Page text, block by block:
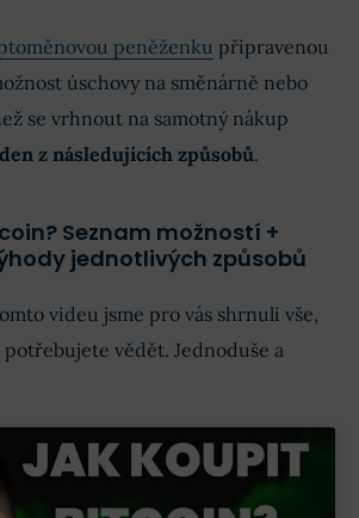
peněženku připravenou
úschovy na směnárně nebo
se vrhnout na samotný nákup
z následujících způsobů.
Seznam možností +
jednotlivých způsobů
videu jsme pro vás shrnuli vše,
vědět. Jednoduše a